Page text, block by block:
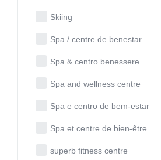
Skiing
Spa / centre de benestar
Spa & centro benessere
Spa and wellness centre
Spa e centro de bem-estar
Spa et centre de bien-être
superb fitness centre